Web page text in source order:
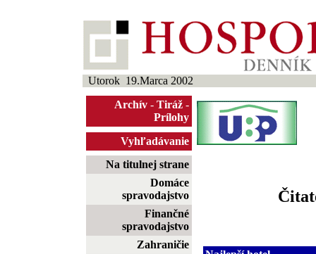
Utorok 19.Marca 2002
Archív - Tiráž -
Prílohy
Vyhľadávanie
Na titulnej strane
Domáce
spravodajstvo
Finančné
spravodajstvo
Zahraničie